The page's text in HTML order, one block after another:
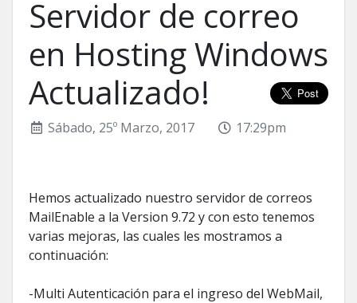
Servidor de correo
en Hosting Windows
Actualizado!
Sábado, 25º Marzo, 2017 17:29pm
Hemos actualizado nuestro servidor de correos
MailEnable a la Version 9.72 y con esto tenemos
varias mejoras, las cuales les mostramos a
continuación:
-Multi Autenticación para el ingreso del WebMail,